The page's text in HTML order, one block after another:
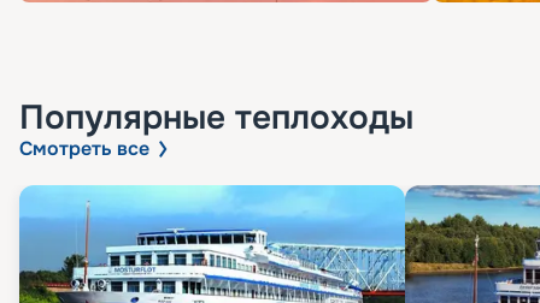
Популярные теплоходы
Смотреть все